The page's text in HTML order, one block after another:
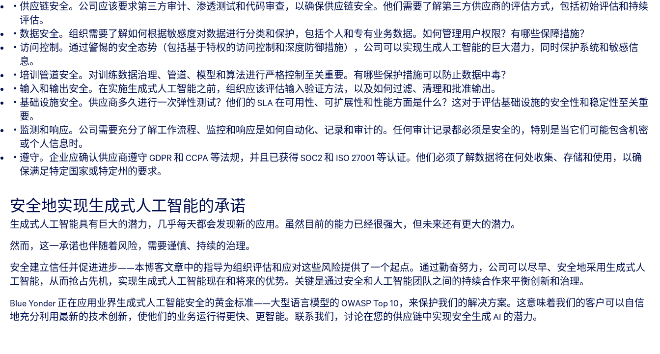
供应链安全。公司应该要求第三方审计、渗透测试和代码审查，以确保供应链安全。他们需要了解第三方供应商的评估方式，包括初始评估和持续
评估。
数据安全。组织需要了解如何根据敏感度对数据进行分类和保护，包括个人和专有业务数据。如何管理用户权限？有哪些保障措施？
访问控制。通过警惕的安全态势（包括基于特权的访问控制和深度防御措施），公司可以实现生成人工智能的巨大潜力，同时保护系统和敏感信
息。
培训管道安全。对训练数据治理、管道、模型和算法进行严格控制至关重要。有哪些保护措施可以防止数据中毒？
输入和输出安全。在实施生成式人工智能之前，组织应该评估输入验证方法，以及如何过滤、清理和批准输出。
基础设施安全。供应商多久进行一次弹性测试？他们的 SLA 在可用性、可扩展性和性能方面是什么？这对于评估基础设施的安全性和稳定性至关重
要。
监测和响应。公司需要充分了解工作流程、监控和响应是如何自动化、记录和审计的。任何审计记录都必须是安全的，特别是当它们可能包含机密
或个人信息时。
遵守。企业应确认供应商遵守 GDPR 和 CCPA 等法规，并且已获得 SOC2 和 ISO 27001 等认证。他们必须了解数据将在何处收集、存储和使用，以确
保满足特定国家或特定州的要求。
安全地实现生成式人工智能的承诺
生成式人工智能具有巨大的潜力，几乎每天都会发现新的应用。虽然目前的能力已经很强大，但未来还有更大的潜力。
然而，这一承诺也伴随着风险，需要谨慎、持续的治理。
安全建立信任并促进进步——本博客文章中的指导为组织评估和应对这些风险提供了一个起点。通过勤奋努力，公司可以尽早、安全地采用生成式人
工智能，从而抢占先机，实现生成式人工智能现在和将来的优势。关键是通过安全和人工智能团队之间的持续合作来平衡创新和治理。
Blue Yonder 正在应用业界生成式人工智能安全的黄金标准——大型语言模型的 OWASP Top 10，来保护我们的解决方案。这意味着我们的客户可以自信
地充分利用最新的技术创新，使他们的业务运行得更快、更智能。联系我们，讨论在您的供应链中实现安全生成 AI 的潜力。